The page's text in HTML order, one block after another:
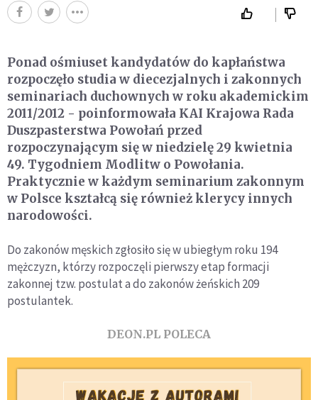
Ponad ośmiuset kandydatów do kapłaństwa
rozpoczęło studia w diecezjalnych i zakonnych
seminariach duchownych w roku akademickim
2011/2012 - poinformowała KAI Krajowa Rada
Duszpasterstwa Powołań przed
rozpoczynającym się w niedzielę 29 kwietnia
49. Tygodniem Modlitw o Powołania.
Praktycznie w każdym seminarium zakonnym
w Polsce kształcą się również klerycy innych
narodowości.
Do zakonów męskich zgłosiło się w ubiegłym roku 194
mężczyzn, którzy rozpoczęli pierwszy etap formacji
zakonnej tzw. postulat a do zakonów żeńskich 209
postulantek.
DEON.PL POLECA